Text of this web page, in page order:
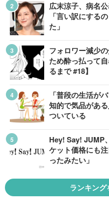
広末涼子、病名
「言い訳にする
た」
フォロワー減少
ため酔っ払って
るまで #18】
「普段の生活が
知的で気品があ
ついている
Hey! Say! JUMP
ケット価格にも
ったみたい」
ランキン